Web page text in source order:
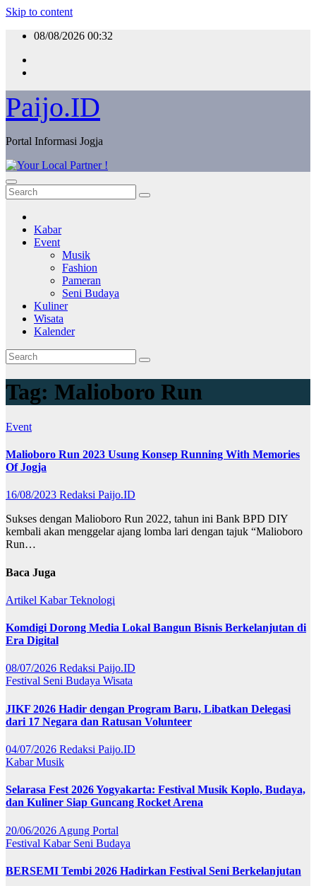
Skip to content
08/08/2026 00:32
Paijo.ID
Portal Informasi Jogja
Kabar
Event
Musik
Fashion
Pameran
Seni Budaya
Kuliner
Wisata
Kalender
Tag: Malioboro Run
Event
Malioboro Run 2023 Usung Konsep Running With Memories
Of Jogja
16/08/2023 Redaksi Paijo.ID
Sukses dengan Malioboro Run 2022, tahun ini Bank BPD DIY
kembali akan menggelar ajang lomba lari dengan tajuk “Malioboro
Run…
Baca Juga
Artikel KabarTeknologi
Komdigi Dorong Media Lokal Bangun Bisnis Berkelanjutan di
Era Digital
08/07/2026 Redaksi Paijo.ID
Festival Seni Budaya Wisata
JIKF 2026 Hadir dengan Program Baru, Libatkan Delegasi
dari 17 Negara dan Ratusan Volunteer
04/07/2026 Redaksi Paijo.ID
KabarMusik
Selarasa Fest 2026 Yogyakarta: Festival Musik Koplo, Budaya,
dan Kuliner Siap Guncang Rocket Arena
20/06/2026 Agung Portal
Festival Kabar Seni Budaya
BERSEMI Tembi 2026 Hadirkan Festival Seni Berkelanjutan